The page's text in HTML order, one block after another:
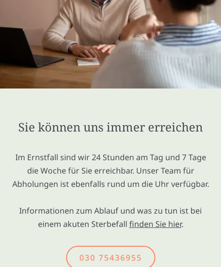
Sie können uns immer erreichen
Im Ernstfall sind wir 24 Stunden am Tag und 7 Tage
die Woche für Sie erreichbar. Unser Team für
Abholungen ist ebenfalls rund um die Uhr verfügbar.
Informationen zum Ablauf und was zu tun ist bei
einem akuten Sterbefall finden Sie hier.
030 75436955